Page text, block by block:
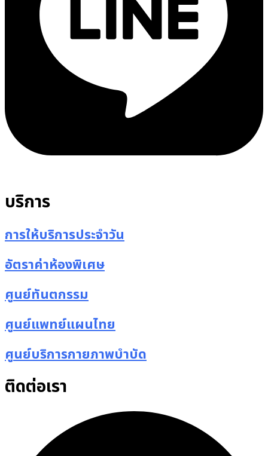
บริการ
การให้บริการประจำวัน
อัตราค่าห้องพิเศษ
ศูนย์ทันตกรรม
ศูนย์แพทย์แผนไทย
ศูนย์บริการกายภาพบำบัด
ติดต่อเรา